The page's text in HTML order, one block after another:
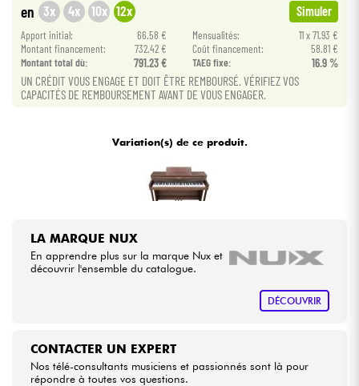
Packs
Voir nos marques
en 3x 4x 10x 12x Simuler
Apport initial: 66.58 € Mensualités:
11 x 71.93 €
Montant financement:
732.42 € Coût financement:
58.81 €
Montant total dù:
791.23 € TAEG fixe: 16.9 %
UN CRÉDIT VOUS ENGAGE ET DOIT ÊTRE REMBOURSÉ. VÉRIFIEZ VOS
CAPACITÉS DE REMBOURSEMENT AVANT DE VOUS ENGAGER.
Variation(s) de ce produit.
LA MARQUE NUX
En apprendre plus sur la marque Nux et
découvrir l'ensemble du catalogue.
DÉCOUVRIR
CONTACTER UN EXPERT
Nos télé-consultants musiciens et passionnés sont là pour
répondre à toutes vos questions.